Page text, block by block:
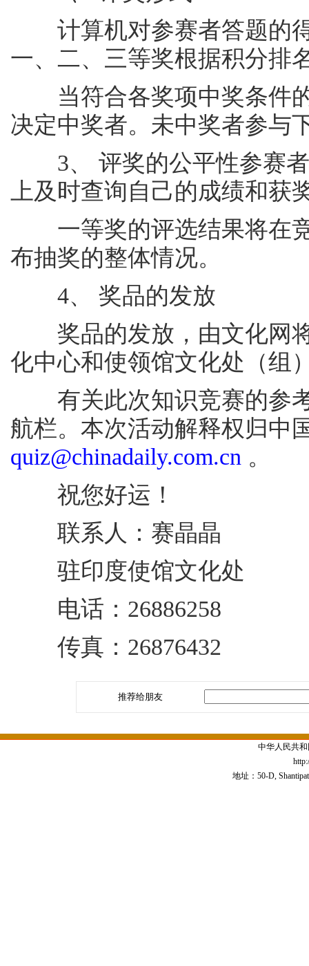
计算机对参赛者答题的得
一、二、三等奖根据积分排
当符合各奖项中奖条件的
决定中奖者。未中奖者参与
3、 评奖的公平性参赛者
上及时查询自己的成绩和获
一等奖的评选结果将在竞
布抽奖的整体情况。
4、 奖品的发放
奖品的发放，由文化网将
化中心和使领馆文化处（组
有关此次知识竞赛的参考
航栏。本次活动解释权归中
quiz@chinadaily.com.cn 。
祝您好运！
联系人：赛晶晶
驻印度使馆文化处
电话：26886258
传真：26876432
推荐给朋友
中华人民共
地址：50-D,